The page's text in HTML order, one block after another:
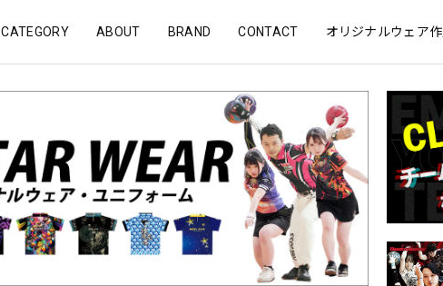
CATEGORY ABOUT BRAND CONTACT オリジナルウェア